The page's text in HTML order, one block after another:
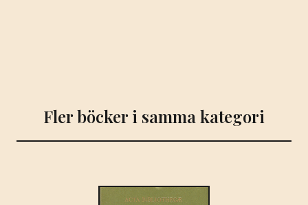
Fler böcker i samma kategori